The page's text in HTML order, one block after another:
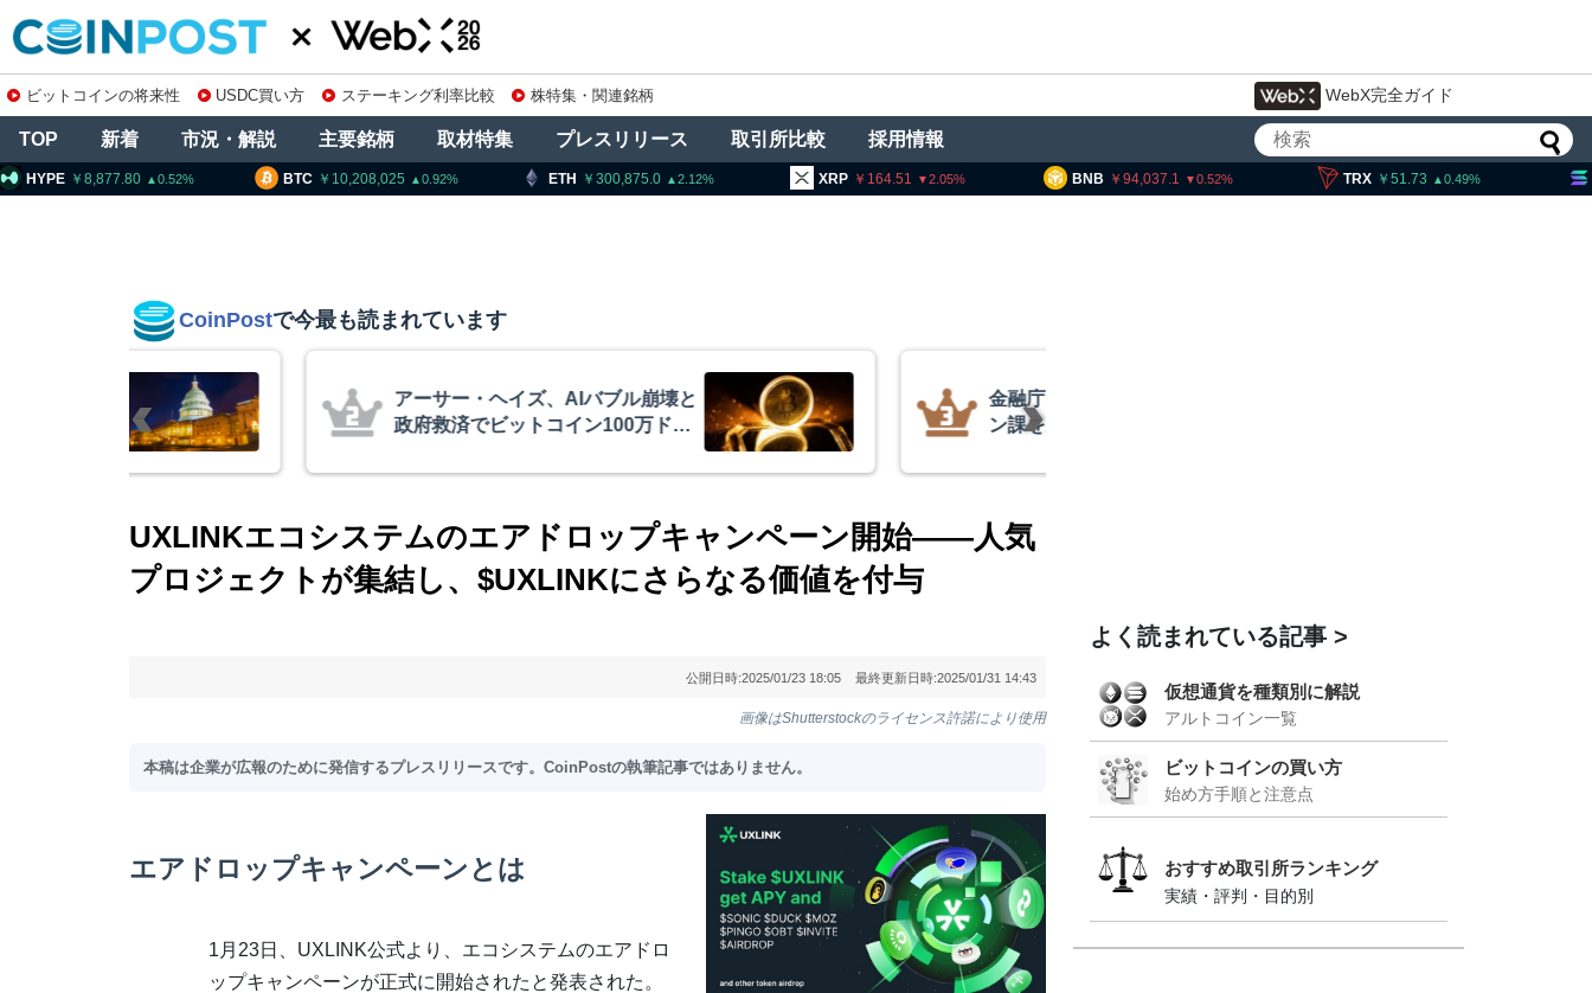
ビットコインの将来性 USDC買い方 ステーキング利率比較 株特集・関連銘柄 WebX完全ガイド
TOP 新着 市況・解説 主要銘柄 取材特集 プレスリリース 取引所比較 採用情報
BTC 10,208,025 0.92 ETH 300,875.0 2.12 XRP 164.51 2.05 BNB 94,037.1 0.52 TRX 51.73 0.49 SOL
8,877.80 0.52
CoinPostで今最も読まれています
アーサー・ヘイズ、AIバブル崩壊と
政府救済でビットコイン100万ドル
金融庁、暗号資産・ステーブルコイ
ン課を新設 8月7日組織再編
UXLINKエコシステムのエアドロップキャンペーン開始――人気
プロジェクトが集結し、$UXLINKにさらなる価値を付与
公開日時:2025/01/23 18:05 最終更新日時:2025/01/31 14:43
画像はShutterstockのライセンス許諾により使用
本稿は企業が広報のために発信するプレスリリースです。CoinPostの執筆記事ではありません。
エアドロップキャンペーンとは
1月23日、UXLINK公式より、エコシステムのエアドロ
ップキャンペーンが正式に開始されたと発表された。
よく読まれている記事
仮想通貨を種類別に解説
アルトコイン一覧
ビットコインの買い方
始め方手順と注意点
おすすめ取引所ランキング
実績・評判・目的別